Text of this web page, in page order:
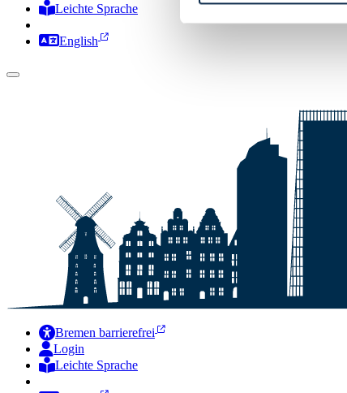
Leichte Sprache
Zur Deutschen Gebärdensprache
English
Bremen barrierefrei
Login
Leichte Sprache